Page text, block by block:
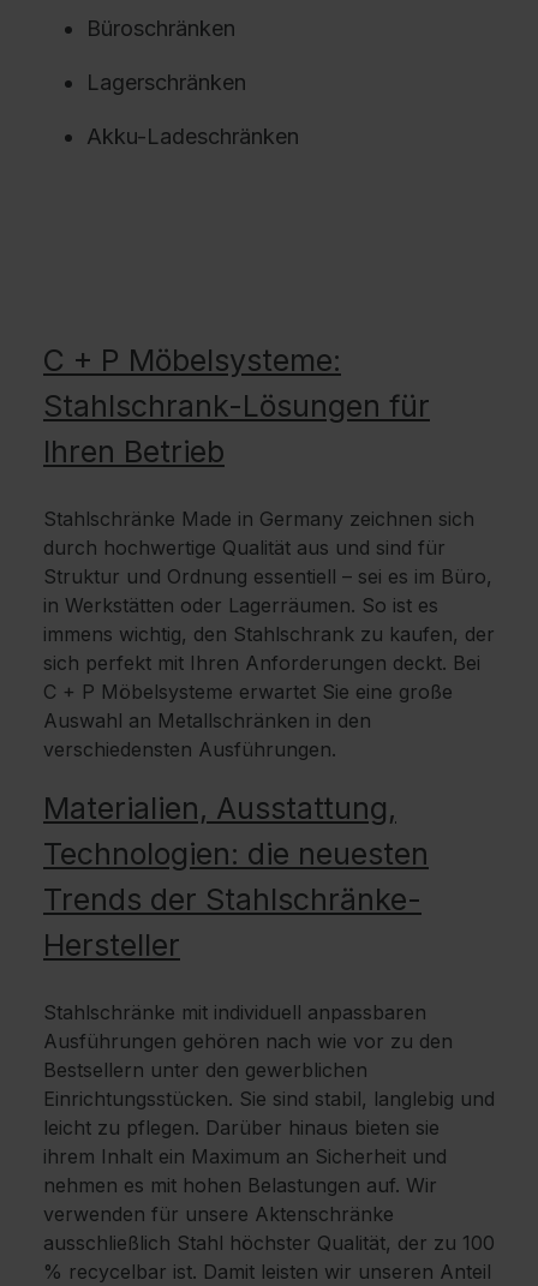
Büroschränken
Lagerschränken
Akku-Ladeschränken
C + P Möbelsysteme:
Stahlschrank-Lösungen für
Ihren Betrieb
Stahlschränke Made in Germany zeichnen sich
durch hochwertige Qualität aus und sind für
Struktur und Ordnung essentiell – sei es im Büro,
in Werkstätten oder Lagerräumen. So ist es
immens wichtig, den Stahlschrank zu kaufen, der
sich perfekt mit Ihren Anforderungen deckt. Bei
C + P Möbelsysteme erwartet Sie eine große
Auswahl an Metallschränken in den
verschiedensten Ausführungen.
Materialien, Ausstattung,
Technologien: die neuesten
Trends der Stahlschränke-
Hersteller
Stahlschränke mit individuell anpassbaren
Ausführungen gehören nach wie vor zu den
Bestsellern unter den gewerblichen
Einrichtungsstücken. Sie sind stabil, langlebig und
leicht zu pflegen. Darüber hinaus bieten sie
ihrem Inhalt ein Maximum an Sicherheit und
nehmen es mit hohen Belastungen auf. Wir
verwenden für unsere Aktenschränke
ausschließlich Stahl höchster Qualität, der zu 100
% recycelbar ist. Damit leisten wir unseren Anteil